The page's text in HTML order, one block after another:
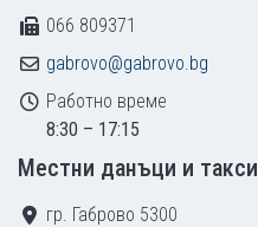
066 809371
gabrovo@gabrovo.bg
Работно време
8:30 – 17:15
Местни данъци и такси
гр. Габрово 5300